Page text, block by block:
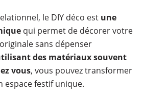
le DIY déco est une
qui permet de décorer votre
sans dépenser
des matériaux souvent
vous, vous pouvez transformer
festif unique.